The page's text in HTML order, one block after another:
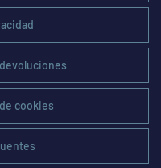
cookies